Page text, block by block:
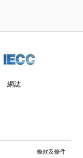
網誌
條款及條件